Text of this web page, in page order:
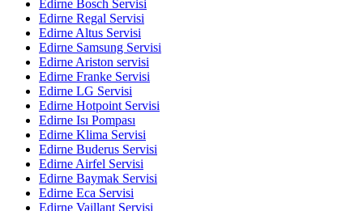
Edirne Bosch Servisi
Edirne Regal Servisi
Edirne Altus Servisi
Edirne Samsung Servisi
Edirne Ariston servisi
Edirne Franke Servisi
Edirne LG Servisi
Edirne Hotpoint Servisi
Edirne Isı Pompası
Edirne Klima Servisi
Edirne Buderus Servisi
Edirne Airfel Servisi
Edirne Baymak Servisi
Edirne Eca Servisi
Edirne Vaillant Servisi